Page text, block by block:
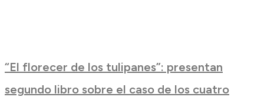
“El florecer de los tulipanes”: presentan
segundo libro sobre el caso de los cuatro